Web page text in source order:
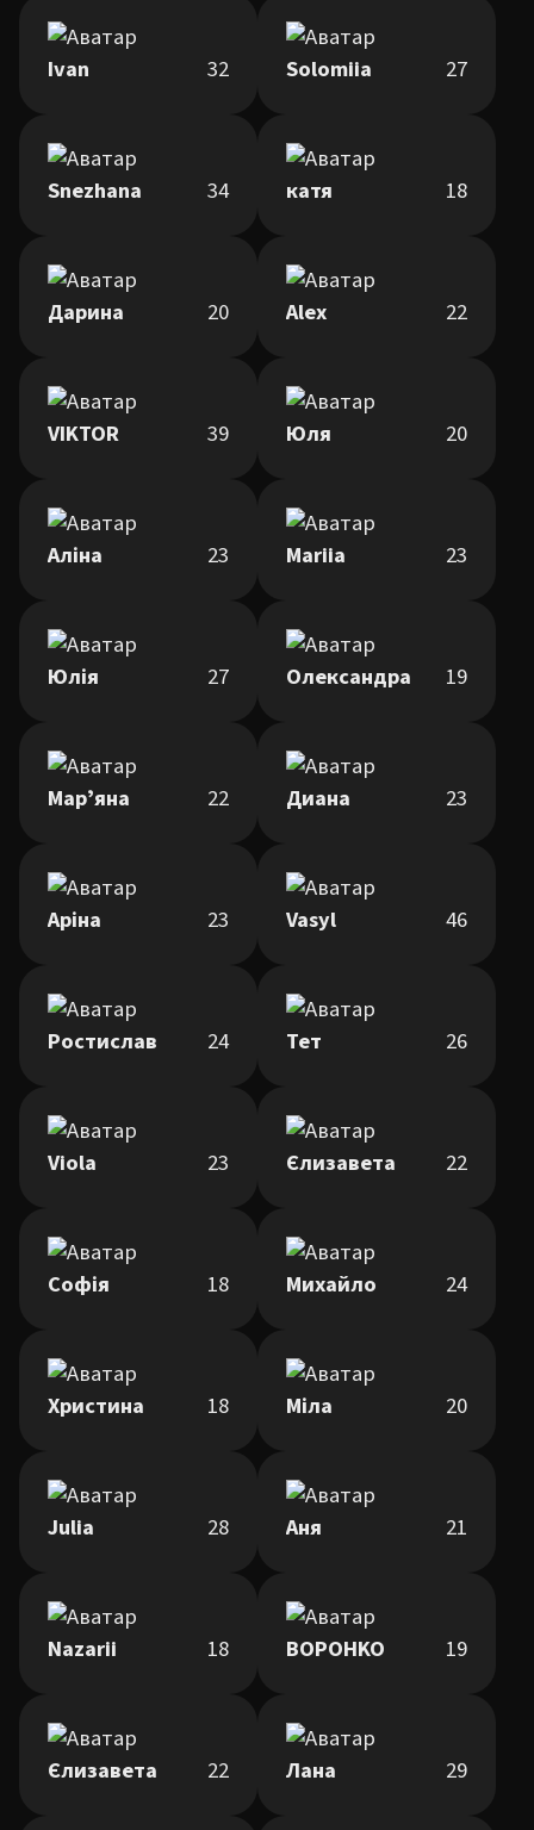
Ivan 32 Solomiia 27
Snezhana 34 катя 18
Дарина 20 Alex 22
VIKTOR 39 Юля 20
Аліна 23 Mariia 23
Юлія 27 Олександра 19
Марʼяна 22 Диана 23
Аріна 23 Vasyl 46
Ростислав 24 Тет 26
Viola 23 Єлизавета 22
Софія 18 Михайло 24
Христина 18 Міла 20
Julia 28 Аня 21
Nazarii 18 BOPOHKO 19
Єлизавета 22 Лана 29